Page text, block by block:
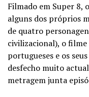
Filmado em Super
alguns dos próprios
de quatro
civilizacional), o
portugueses e os
desfecho muito
metragem junta